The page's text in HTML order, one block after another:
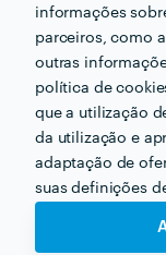
informações
parceiros, como
outras
política de
que a utilização
da utilização e
adaptação de
suas definições
acerca do
com
No âmbito da
local, o tempo
número de
Mas é
definido há a
interiores que